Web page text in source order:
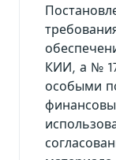
КИИ, а №
особыми